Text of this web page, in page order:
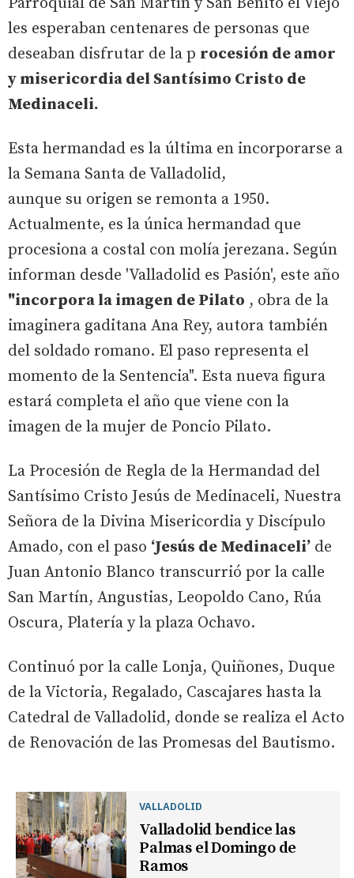
les esperaban centenares de personas que
deseaban disfrutar de la p rocesión de amor
y misericordia del Santísimo Cristo de
Medinaceli.
Esta hermandad es la última en incorporarse a
la Semana Santa de Valladolid,
aunque su origen se remonta a 1950.
Actualmente, es la única hermandad que
procesiona a costal con molía jerezana. Según
informan desde 'Valladolid es Pasión', este año
"incorpora la imagen de Pilato , obra de la
imaginera gaditana Ana Rey, autora también
del soldado romano. El paso representa el
momento de la Sentencia". Esta nueva figura
estará completa el año que viene con la
imagen de la mujer de Poncio Pilato.
La Procesión de Regla de la Hermandad del
Santísimo Cristo Jesús de Medinaceli, Nuestra
Señora de la Divina Misericordia y Discípulo
Amado, con el paso ‘Jesús de Medinaceli’ de
Juan Antonio Blanco transcurrió por la calle
San Martín, Angustias, Leopoldo Cano, Rúa
Oscura, Platería y la plaza Ochavo.
Continuó por la calle Lonja, Quiñones, Duque
de la Victoria, Regalado, Cascajares hasta la
Catedral de Valladolid, donde se realiza el Acto
de Renovación de las Promesas del Bautismo.
VALLADOLID
Valladolid bendice las
Palmas el Domingo de
Ramos